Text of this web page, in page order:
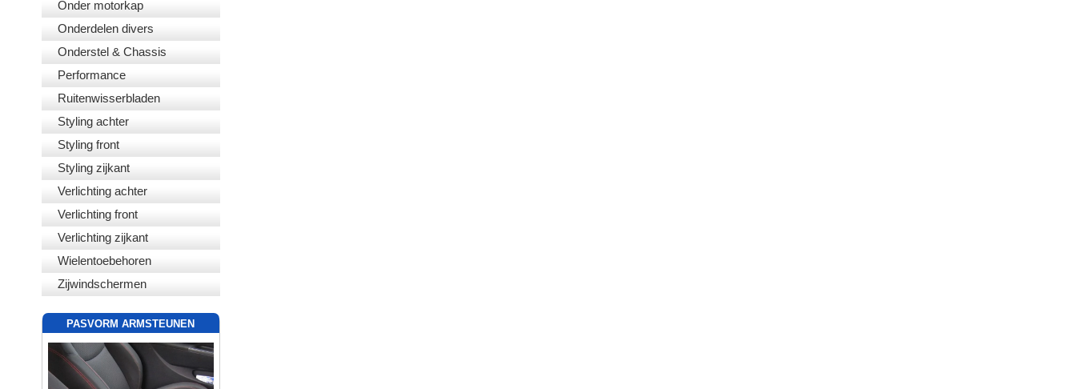
Onder motorkap
Onderdelen divers
Onderstel & Chassis
Performance
Ruitenwisserbladen
Styling achter
Styling front
Styling zijkant
Verlichting achter
Verlichting front
Verlichting zijkant
Wielentoebehoren
Zijwindschermen
PASVORM ARMSTEUNEN